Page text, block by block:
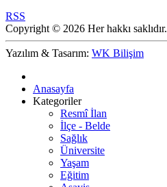
RSS
Copyright © 2026 Her hakkı saklıdır.
Yazılım & Tasarım: WK Bilişim
Anasayfa
Kategoriler
Resmî İlan
İlçe - Belde
Sağlık
Üniversite
Yaşam
Eğitim